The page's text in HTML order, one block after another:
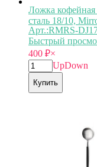
Ложка
сталь 18/10,
Арт.:RMRS-
Быстрый
400 ₽×
UpDown
Купить